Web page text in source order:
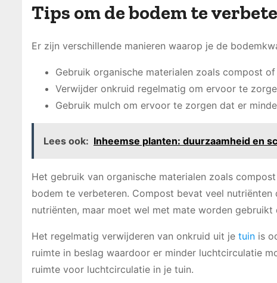
Tips om de bodem te
Er zijn verschillende manieren waarop je de
Gebruik organische materialen zoals compost
Verwijder onkruid regelmatig om ervoor te
Gebruik mulch om ervoor te zorgen dat er
Lees ook: Inheemse planten: duurzaamheid en
Het gebruik van organische materialen zoals
bodem te verbeteren. Compost bevat veel
nutriënten, maar moet wel met mate worden
Het regelmatig verwijderen van onkruid uit je tuin is
ruimte in beslag waardoor er minder luchtcirculatie
ruimte voor luchtcirculatie in je tuin.